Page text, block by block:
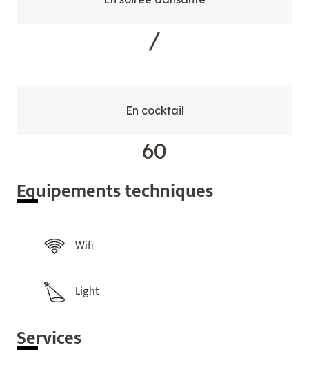
/
En cocktail
60
Equipements techniques
Wifi
Light
Services